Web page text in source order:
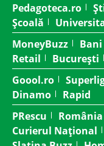
Pedagoteca.ro
Școală
MoneyBuzz
Bani
Retail
București
Goool.ro
Dinamo
Rapid
PRescu
Curierul Național